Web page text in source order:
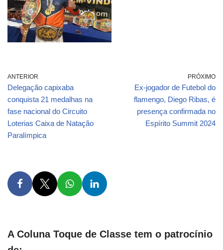
ANTERIOR
Delegação capixaba
conquista 21 medalhas na
fase nacional do Circuito
Loterias Caixa de Natação
Paralímpica
PRÓXIMO
Ex-jogador de Futebol do
flamengo, Diego Ribas, é
presença confirmada no
Espírito Summit 2024
A Coluna Toque de Classe tem o patrocínio